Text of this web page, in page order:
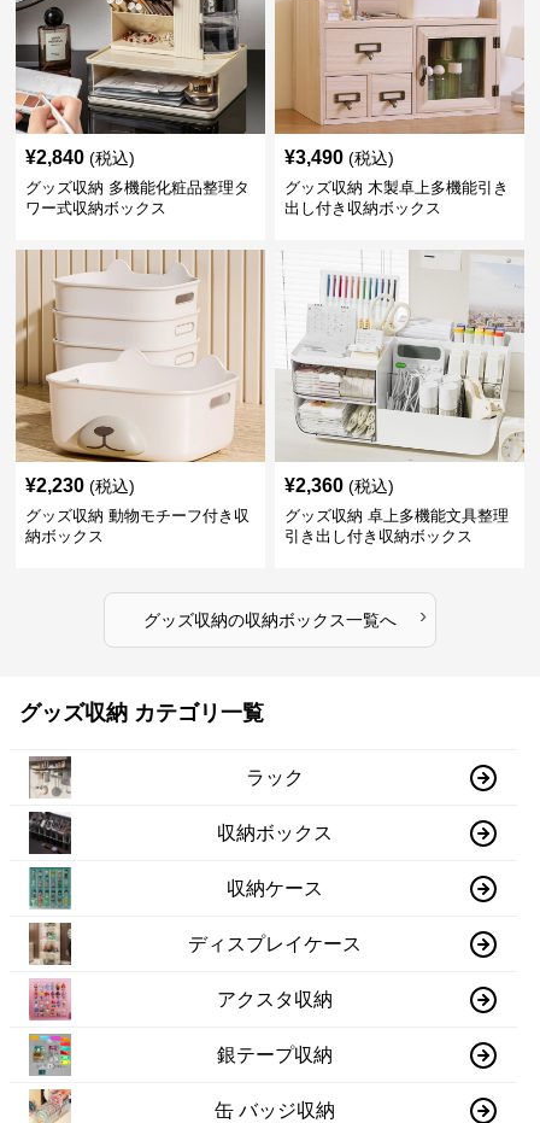
¥2,840 (税込)
グッズ収納 多機能化粧品整理タ
ワー式収納ボックス
¥3,490 (税込)
グッズ収納 木製卓上多機能引き
出し付き収納ボックス
¥2,230 (税込)
グッズ収納 動物モチーフ付き収
納ボックス
¥2,360 (税込)
グッズ収納 卓上多機能文具整理
引き出し付き収納ボックス
グッズ収納の収納ボックス一覧へ ›
グッズ収納 カテゴリ一覧
ラック
収納ボックス
収納ケース
ディスプレイケース
アクスタ収納
銀テープ収納
缶 バッジ収納